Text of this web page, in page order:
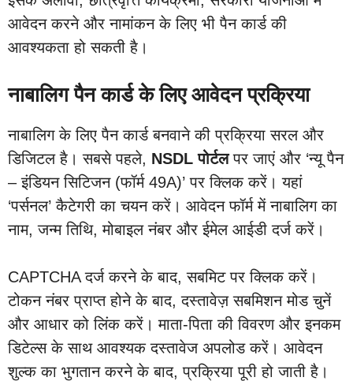
आवेदन करने और नामांकन के लिए भी पैन कार्ड की
आवश्यकता हो सकती है।
नाबालिग पैन कार्ड के लिए आवेदन प्रक्रिया
नाबालिग के लिए पैन कार्ड बनवाने की प्रक्रिया सरल और
डिजिटल है। सबसे पहले, NSDL पोर्टलपर जाएं और ‘न्यू पैन
– इंडियन सिटिजन (फॉर्म 49A)’ पर क्लिक करें। यहां
‘पर्सनल’ कैटेगरी का चयन करें। आवेदन फॉर्म में नाबालिग का
नाम, जन्म तिथि, मोबाइल नंबर और ईमेल आईडी दर्ज करें।
CAPTCHA दर्ज करने के बाद, सबमिट पर क्लिक करें।
टोकन नंबर प्राप्त होने के बाद, दस्तावेज़ सबमिशन मोड चुनें
और आधार को लिंक करें। माता-पिता की विवरण और इनकम
डिटेल्स के साथ आवश्यक दस्तावेज अपलोड करें। आवेदन
शुल्क का भुगतान करने के बाद, प्रक्रिया पूरी हो जाती है।